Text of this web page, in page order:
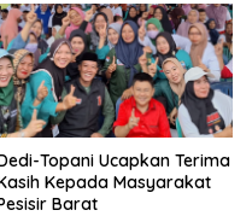
Topani Ucapkan Terima
Kepada Masyarakat
Barat